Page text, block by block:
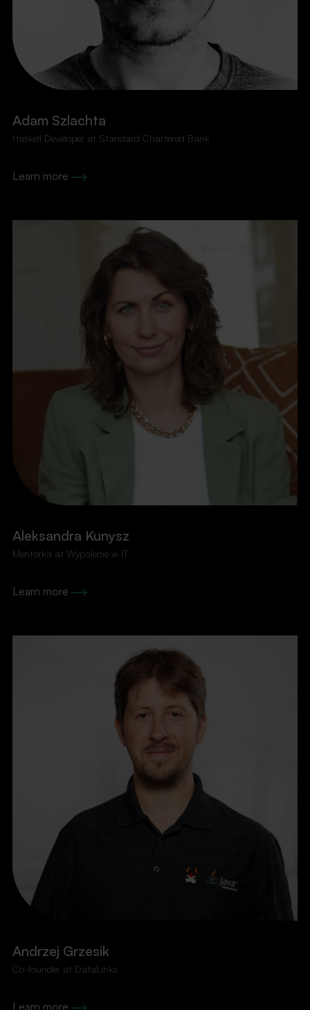
Adam Szlachta
Haskell Developer at Standard Chartered Bank
Learn more
Aleksandra Kunysz
Mentorka at Wypalenie w IT
Learn more
Andrzej Grzesik
Co-founder at DataLinks
Learn more